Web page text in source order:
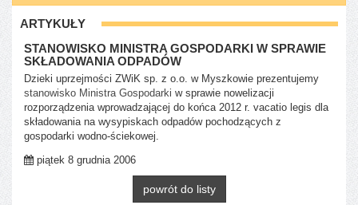
ARTYKUŁY
STANOWISKO MINISTRA GOSPODARKI W SPRAWIE
SKŁADOWANIA ODPADÓW
Dzieki uprzejmości ZWiK sp. z o.o. w Myszkowie prezentujemy
stanowisko Ministra Gospodarki w sprawie nowelizacji
rozporządzenia wprowadzającej do końca 2012 r. vacatio legis dla
składowania na wysypiskach odpadów pochodzących z
gospodarki wodno-ściekowej.
piątek 8 grudnia 2006
powrót do listy